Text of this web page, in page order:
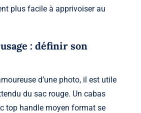
plus facile à apprivoiser au
: définir son
d’une photo, il est utile
du sac rouge. Un cabas
top handle moyen format se